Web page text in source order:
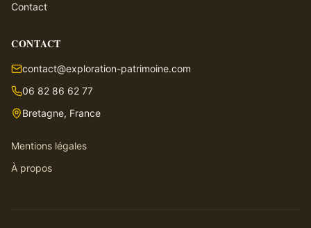
Contact
CONTACT
contact@exploration-patrimoine.com
06 82 86 62 77
Bretagne, France
Mentions légales
À propos